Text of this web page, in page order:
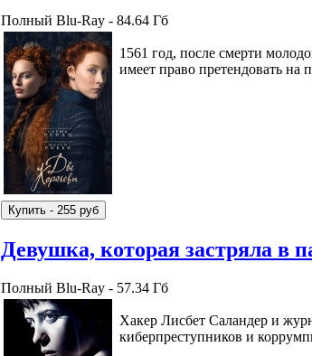
Полный Blu-Ray - 84.64 Гб
1561 год, после смерти
имеет право претендовать
Девушка, которая застряла в
Полный Blu-Ray - 57.34 Гб
Хакер Лисбет Саландер и
киберпреступников и